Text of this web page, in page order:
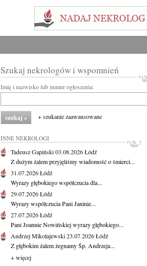
Szukaj nekrologów i wspomnień
Imię i nazwisko lub numer ogłoszenia:
+ szukanie zaawansowane
INNE NEKROLOGI
Tadeusz Gapiński03.08.2026Łódź
Z dużym żalem przyjęliśmy wiadomość o śmierci...
31.07.2026Łódź
Wyrazy głębokiego współczucia dla...
29.07.2026Łódź
Wyrazy współczucia Pani Janinie...
27.07.2026Łódź
Pani Joannie Nowińskiej wyrazy głębokiego...
Andrzej Mikołajewski23.07.2026Łódź
Z głębokim żalem żegnamy Śp. Andrzeja...
+ więcej